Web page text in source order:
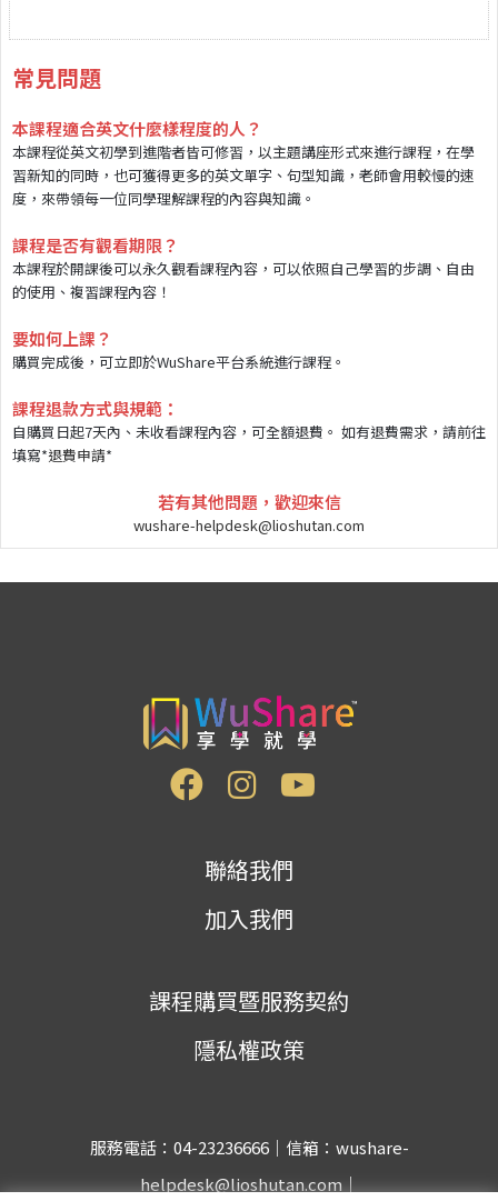
常見問題
本課程適合英文什麼樣程度的人？
本課程從英文初學到進階者皆可修習，以主題講座形式來進行課程，在學
習新知的同時，也可獲得更多的英文單字、句型知識，老師會用較慢的速
度，來帶領每一位同學理解課程的內容與知識。
課程是否有觀看期限？
本課程於開課後可以永久觀看課程內容，可以依照自己學習的步調、自由
的使用、複習課程內容！
要如何上課？
購買完成後，可立即於WuShare平台系統進行課程。
課程退款方式與規範：
自購買日起7天內、未收看課程內容，可全額退費。 如有退費需求，請前往
填寫*退費申請*
若有其他問題，歡迎來信
wushare-helpdesk@lioshutan.com
聯絡我們
加入我們
課程購買暨服務契約
隱私權政策
服務電話：04-23236666｜信箱：wushare-
helpdesk@lioshutan.com｜